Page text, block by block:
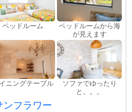
ベッドルーム
ベッドルームから海
が見えます
ニングテーブル
ソファでゆったり
と。。。
ンフラワー